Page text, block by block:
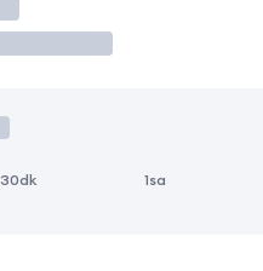
30dk 1sa